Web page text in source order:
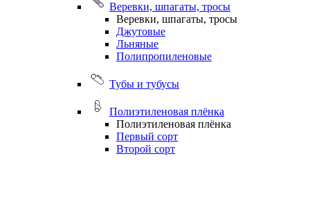
Веревки, шпагаты, тросы
Веревки, шпагаты, тросы
Джутовые
Льняные
Полипропиленовые
Тубы и тубусы
Полиэтиленовая плёнка
Полиэтиленовая плёнка
Первый сорт
Второй сорт